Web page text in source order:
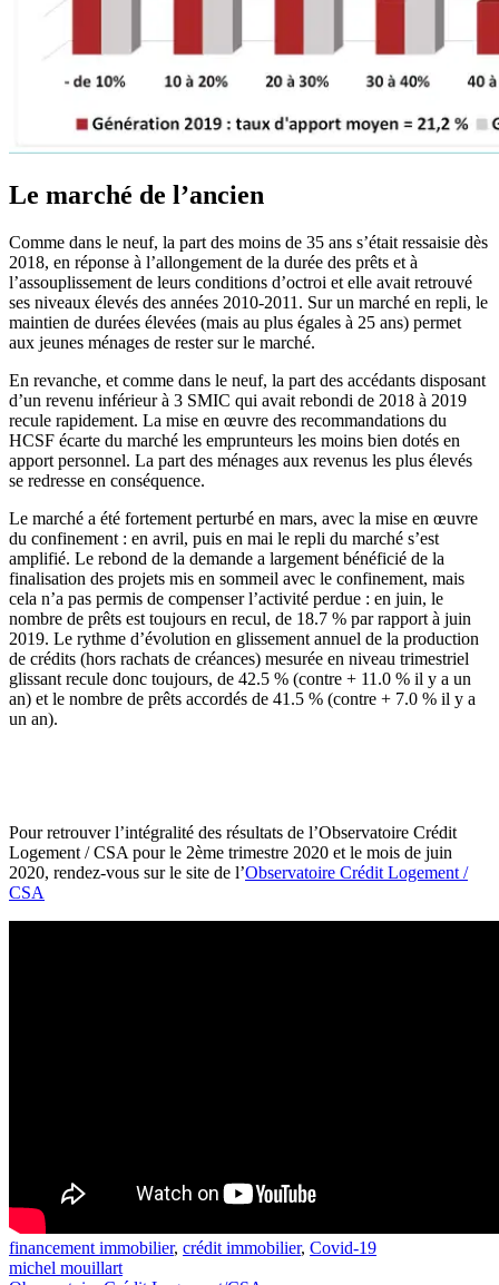
Le marché de l’ancien
Comme dans le neuf, la part des moins de 35 ans s’était ressaisie dès
2018, en réponse à l’allongement de la durée des prêts et à
l’assouplissement de leurs conditions d’octroi et elle avait retrouvé
ses niveaux élevés des années 2010-2011. Sur un marché en repli, le
maintien de durées élevées (mais au plus égales à 25 ans) permet
aux jeunes ménages de rester sur le marché.
En revanche, et comme dans le neuf, la part des accédants disposant
d’un revenu inférieur à 3 SMIC qui avait rebondi de 2018 à 2019
recule rapidement. La mise en œuvre des recommandations du
HCSF écarte du marché les emprunteurs les moins bien dotés en
apport personnel. La part des ménages aux revenus les plus élevés
se redresse en conséquence.
Le marché a été fortement perturbé en mars, avec la mise en œuvre
du confinement : en avril, puis en mai le repli du marché s’est
amplifié. Le rebond de la demande a largement bénéficié de la
finalisation des projets mis en sommeil avec le confinement, mais
cela n’a pas permis de compenser l’activité perdue : en juin, le
nombre de prêts est toujours en recul, de 18.7 % par rapport à juin
2019. Le rythme d’évolution en glissement annuel de la production
de crédits (hors rachats de créances) mesurée en niveau trimestriel
glissant recule donc toujours, de 42.5 % (contre + 11.0 % il y a un
an) et le nombre de prêts accordés de 41.5 % (contre + 7.0 % il y a
un an).
Pour retrouver l’intégralité des résultats de l’Observatoire Crédit
Logement / CSA pour le 2ème trimestre 2020 et le mois de juin
2020, rendez-vous sur le site de l’Observatoire Crédit Logement /
CSA
financement immobilier, crédit immobilier, Covid-19
michel mouillart